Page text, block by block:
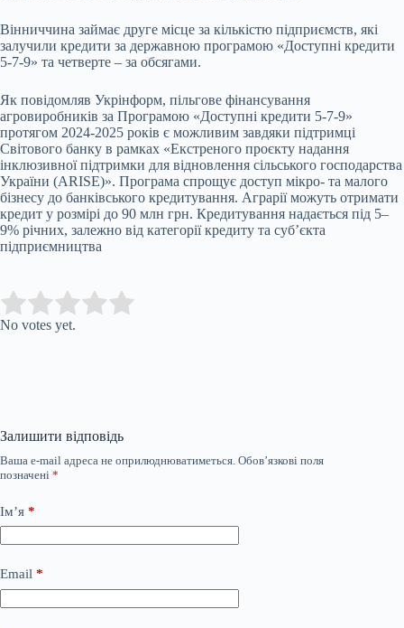
Вінниччина займає друге місце за кількістю підприємств, які
залучили кредити за державною програмою «Доступні кредити
5-7-9» та четверте – за обсягами.
Як повідомляв Укрінформ, пільгове фінансування
агровиробників за Програмою «Доступні кредити 5-7-9»
протягом 2024-2025 років є можливим завдяки підтримці
Світового банку в рамках «Екстреного проєкту надання
інклюзивної підтримки для відновлення сільського господарства
України (ARISE)». Програма спрощує доступ мікро- та малого
бізнесу до банківського кредитування. Аграрії можуть отримати
кредит у розмірі до 90 млн грн. Кредитування надається під 5–
9% річних, залежно від категорії кредиту та суб’єкта
підприємництва
Rate this item:
No votes yet.
Залишити відповідь
Ваша e-mail адреса не оприлюднюватиметься. Обов’язкові поля
позначені *
Ім’я *
Email *